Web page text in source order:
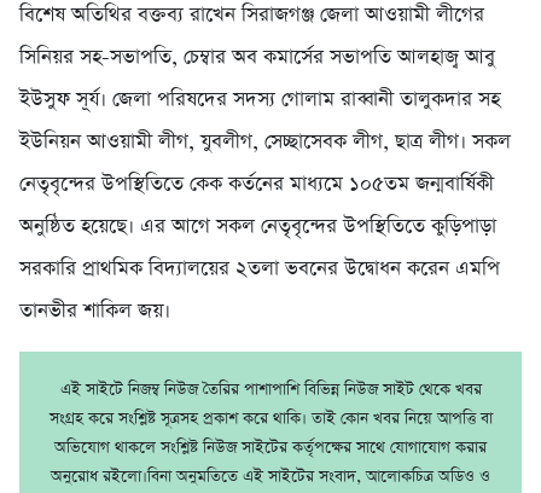
বিশেষ অতিথির বক্তব্য রাখেন সিরাজগঞ্জ জেলা আওয়ামী লীগের
সিনিয়র সহ-সভাপতি, চেম্বার অব কমার্সের সভাপতি আলহাজ্ব আবু
ইউসুফ সূর্য। জেলা পরিষদের সদস্য গোলাম রাব্বানী তালুকদার সহ
ইউনিয়ন আওয়ামী লীগ, যুবলীগ, সেচ্ছাসেবক লীগ, ছাত্র লীগ। সকল
নেতৃবৃন্দের উপস্থিতিতে কেক কর্তনের মাধ্যমে ১০৫তম জন্মবার্ষিকী
অনুষ্ঠিত হয়েছে। এর আগে সকল নেতৃবৃন্দের উপস্থিতিতে কুড়িপাড়া
সরকারি প্রাথমিক বিদ্যালয়ের ২তলা ভবনের উদ্বোধন করেন এমপি
তানভীর শাকিল জয়।
এই সাইটে নিজম্ব নিউজ তৈরির পাশাপাশি বিভিন্ন নিউজ সাইট থেকে খবর
সংগ্রহ করে সংশ্লিষ্ট সূত্রসহ প্রকাশ করে থাকি। তাই কোন খবর নিয়ে আপত্তি বা
অভিযোগ থাকলে সংশ্লিষ্ট নিউজ সাইটের কর্তৃপক্ষের সাথে যোগাযোগ করার
অনুরোধ রইলো।বিনা অনুমতিতে এই সাইটের সংবাদ, আলোকচিত্র অডিও ও